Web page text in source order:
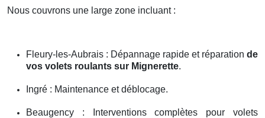
Nous couvrons une large zone incluant :
Fleury-les-Aubrais : Dépannage rapide et réparation de
vos volets roulants sur Mignerette.
Ingré : Maintenance et déblocage.
Beaugency : Interventions complètes pour volets